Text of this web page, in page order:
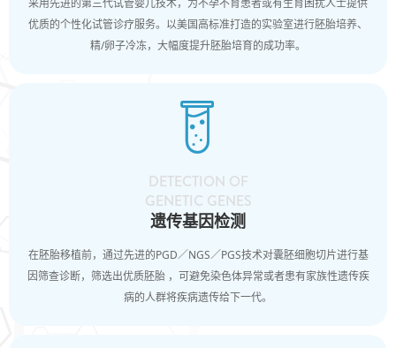
采用先进的第三代试管婴儿技术，为不孕不育患者或有生育困扰人士提供
优质的个性化试管诊疗服务。以美国高标准打造的实验室进行胚胎培养、
精/卵子冷冻，大幅度提升胚胎培育的成功率。

DETECTION OF
GENETIC GENES
遗传基因检测
在胚胎移植前，通过先进的PGD／NGS／PGS技术对囊胚细胞切片进行基
因筛查诊断，筛选出优质胚胎 ，可避免染色体异常或者患有家族性遗传疾
病的人群将疾病遗传给下一代。